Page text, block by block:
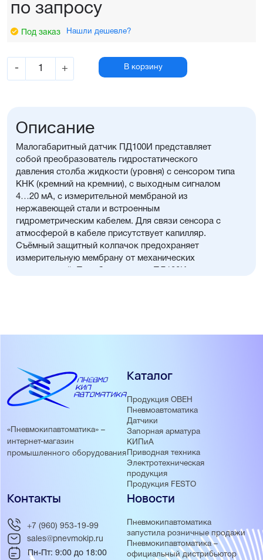
по запросу
Под заказ Нашли дешевле?
- + В корзину
Описание
Малогабаритный датчик ПД100И представляет
собой преобразователь гидростатического
давления столба жидкости (уровня) с сенсором типа
КНК (кремний на кремнии), с выходным сигналом
4…20 мА, с измерительной мембраной из
нержавеющей стали и встроенным
гидрометрическим кабелем. Для связи сенсора с
атмосферой в кабеле присутствует капилляр.
Съёмный защитный колпачок предохраняет
измерительную мембрану от механических
«Пневмокипавтоматика» –
интернет-магазин
промышленного оборудования
Каталог
Продукция ОВЕН
Пневмоавтоматика
Датчики
Запорная арматура
КИПиА
Приводная техника
Электротехническая
продукция
Продукция FESTO
Новости
Пневмокипавтоматика
запустила розничные продажи
Пневмокипавтоматика –
официальный дистрибьютор
Контакты
+7 (960) 953-19-99
sales@pnevmokip.ru
Пн-Пт: 9:00 до 18:00